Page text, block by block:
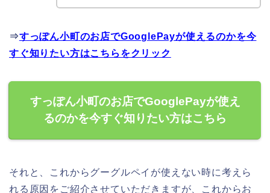
⇒すっぽん小町のお店でGooglePayが使えるのかを今
すぐ知りたい方はこちらをクリック
すっぽん小町のお店でGooglePayが使え
るのかを今すぐ知りたい方はこちら
それと、これからグーグルペイが使えない時に考えら
れる原因をご紹介させていただきますが、これからお